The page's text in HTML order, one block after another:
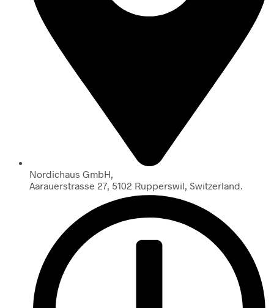
Nordichaus GmbH,
Aarauerstrasse 27, 5102 Rupperswil, Switzerland.